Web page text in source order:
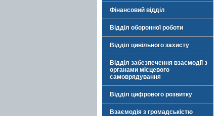
Фінансовий відділ
Відділ оборонної роботи
Відділ цивільного захисту
Відділ забезпечення взаємодії з
органами місцевого
самоврядування
Відділ цифрового розвитку
Взаємодія з громадськістю